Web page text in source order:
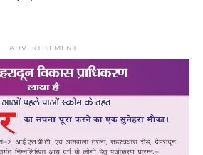
ADVERTISEMENT